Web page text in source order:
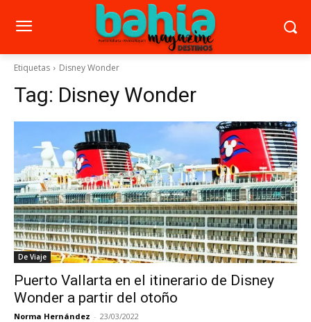
Etiquetas Disney Wonder
Tag: Disney Wonder
De Viaje
Puerto Vallarta en el itinerario de Disney
Wonder a partir del otoño
Norma Hernández - 23/03/2022